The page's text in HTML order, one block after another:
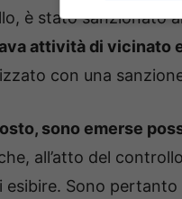
è stato sanzionato
attività di vicinato
con una
sono emerse
all’atto del
esibire. Sono